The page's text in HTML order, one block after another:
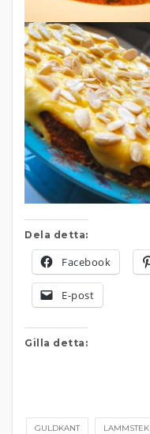
Dela detta:
Facebook
E-post
Gilla detta:
GULDKANT LAMMSTEK